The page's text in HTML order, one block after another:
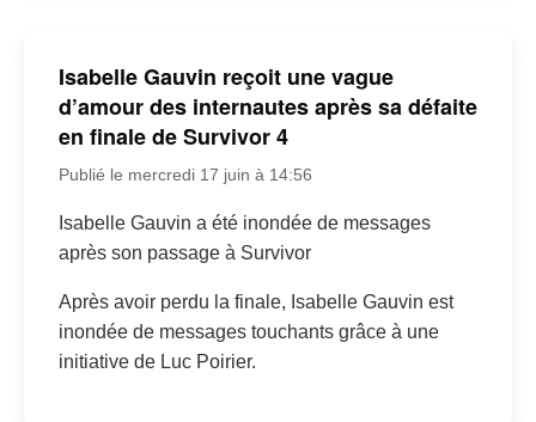
Isabelle Gauvin reçoit une vague
d’amour des internautes après sa défaite
en finale de Survivor 4
Publié le mercredi 17 juin à 14:56
Isabelle Gauvin a été inondée de messages
après son passage à Survivor
Après avoir perdu la finale, Isabelle Gauvin est
inondée de messages touchants grâce à une
initiative de Luc Poirier.